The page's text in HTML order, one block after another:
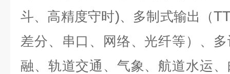
斗、高精度守时)、多制式输出（
差分、串口、网络、光纤等）、
融、轨道交通、气象、航道水运